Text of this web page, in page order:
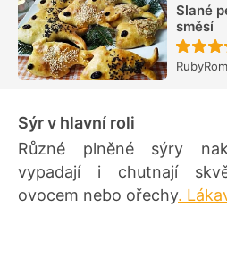
Slané
směsí
RubyRom
Sýr v hlavní roli
Různé plněné sýry
vypadají i chutnají
ovocem nebo ořechy.